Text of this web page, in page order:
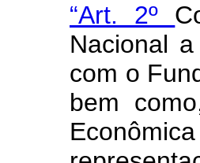
“Art. 2º
Nacional
com o
bem